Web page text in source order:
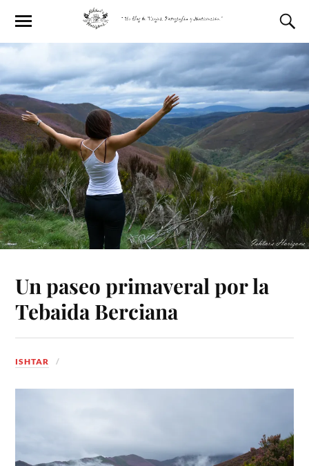
Un paseo primaveral por la
Tebaida Berciana
ISHTAR